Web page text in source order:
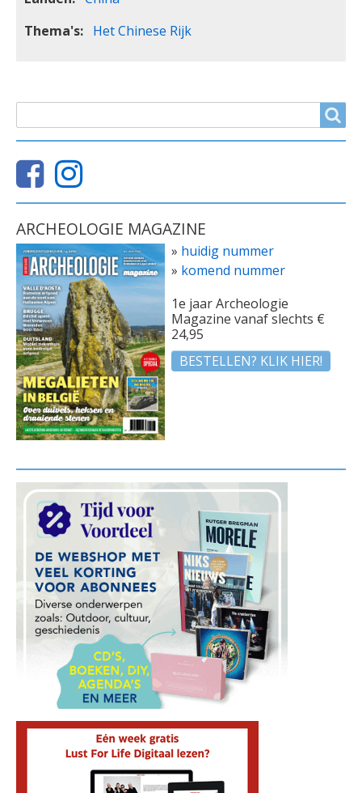
Thema's
Het Chinese Rijk
ZOEKVELD
ARCHEOLOGIE MAGAZINE
» huidig nummer
» komend nummer
1e jaar Archeologie
Magazine vanaf slechts €
24,95
BESTELLEN? KLIK HIER!